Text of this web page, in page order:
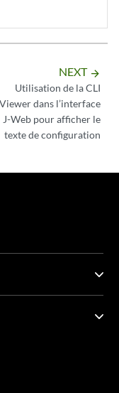
NEXT arrow_forward
Utilisation de la CLI
Viewer dans l’interface
J-Web pour afficher le
texte de configuration